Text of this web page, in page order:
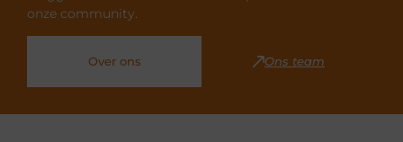
onze community.
Over ons Ons team